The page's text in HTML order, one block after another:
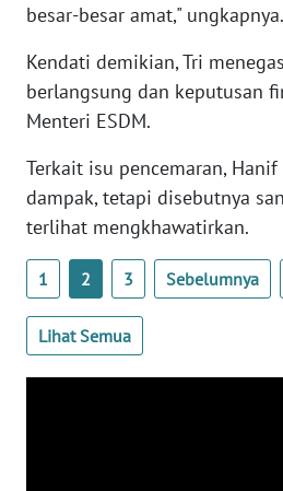
besar-besar amat," ungkapnya.
Kendati demikian, Tri
berlangsung dan keputusan
Menteri ESDM.
Terkait isu pencemaran,
dampak, tetapi disebutnya
terlihat mengkhawatirkan.
1 2 3 Sebelumnya
Lihat Semua
WN
WN
NTT
WN
KEPRI
WN
PAPUA
WN